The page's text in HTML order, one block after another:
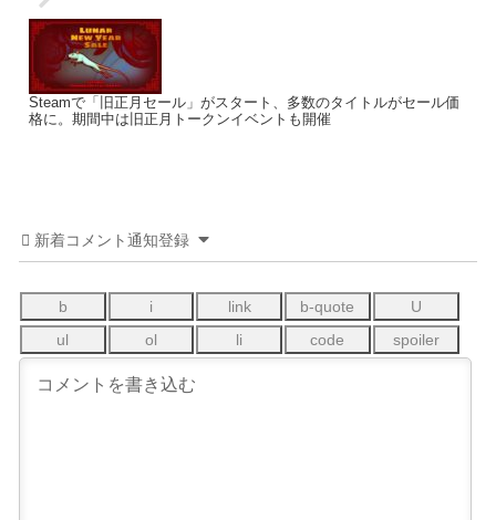
Steamで「旧正月セール」がスタート、多数のタイトルがセール価
格に。期間中は旧正月トークンイベントも開催
新着コメント通知登録